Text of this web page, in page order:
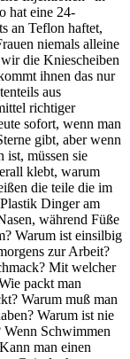
hat eine 24-
an Teflon haftet,
niemals alleine
die Kniescheiben
ihnen das nur
aus
richtiger
sofort, wenn man
gibt, aber wenn
ist, müssen sie
klebt, warum
die teile die im
Dinger am
während Füße
Warum ist einsilbig
zur Arbeit?
Mit welcher
packt man
Warum muß man
Warum ist nie
Wenn Schwimmen
man einen